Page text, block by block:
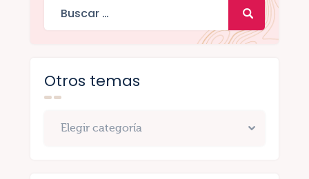
Otros temas